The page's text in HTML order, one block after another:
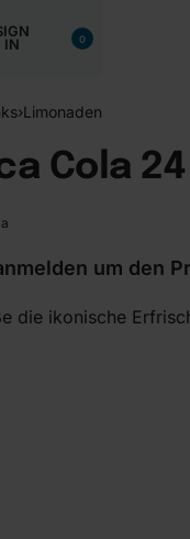
IN
0
›Limonaden
Cola
um den
die ikonische